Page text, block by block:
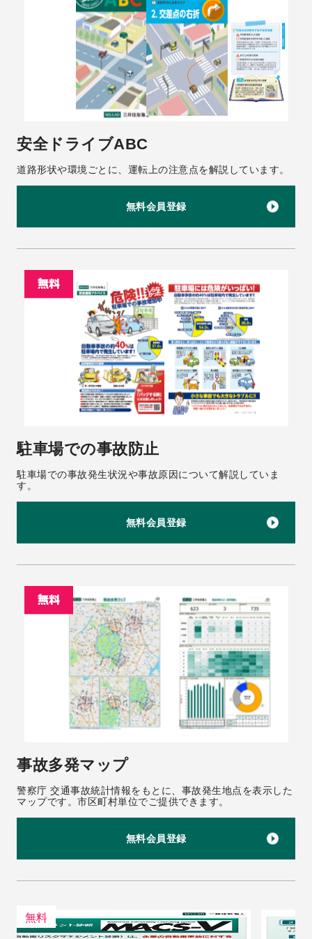
安全ドライブABC
道路形状や環境ごとに、運転上の注意点を解説しています。
無料会員登録
駐車場での事故防止
駐車場での事故発生状況や事故原因について解説していま
す。
無料会員登録
事故多発マップ
警察庁 交通事故統計情報をもとに、事故発生地点を表示した
マップです。市区町村単位でご提供できます。
無料会員登録
無料